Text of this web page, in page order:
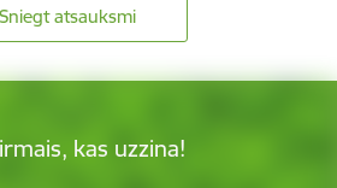
Sniegt atsauksmi
kas uzzina!